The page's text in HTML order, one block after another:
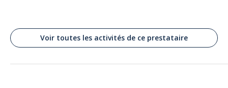
Voir toutes les activités de ce prestataire